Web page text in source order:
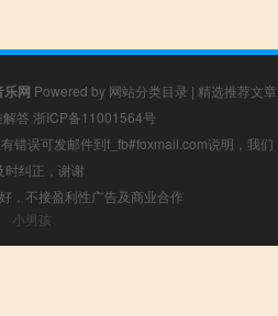
乐网 Powered by 网站分类目录 | 精选推荐文章
解答 浙ICP备11001564号
错误可发邮件到f_fb#foxmail.com说明，我们
时纠正，谢谢
，不接盈利性广告及商业合作
小男孩